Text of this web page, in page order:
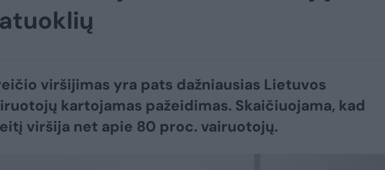
viršijimas yra pats dažniausias Lietuvos
kartojamas pažeidimas. Skaičiuojama, kad
viršija net apie 80 proc. vairuotojų.